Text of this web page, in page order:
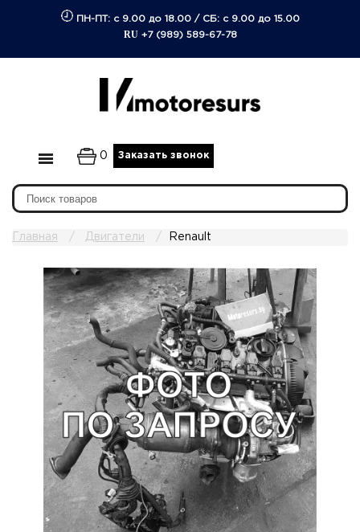
ПН-ПТ: с 9.00 до 18.00/ СБ: с 9.00 до 15.00
RU +7 (989) 589-67-78
0 Заказать звонок
Главная Двигатели Renault